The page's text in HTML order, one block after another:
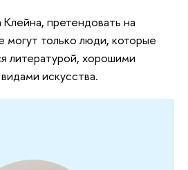
претендовать на
могут только люди, которые
литературой, хорошими
искусства.